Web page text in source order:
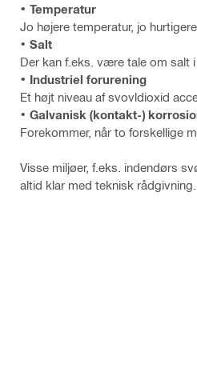
• Temperatur
Jo højere temperatur, jo
• Salt
Der kan f.eks. være tale om salt
• Industriel forurening
Et højt niveau af svovldioxid
• Galvanisk (kontakt-)
Forekommer, når to forskellige
Visse miljøer, f.eks. indendørs
altid klar med teknisk rådgivning.